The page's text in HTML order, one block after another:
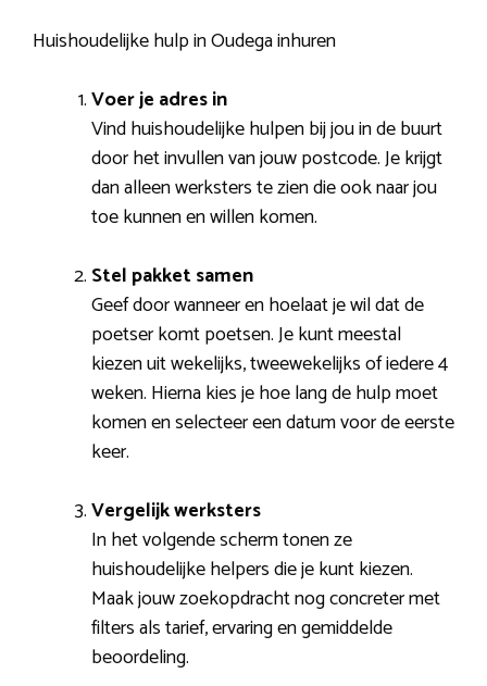
Huishoudelijke hulp in Oudega inhuren
Voer je adres in
Vind huishoudelijke hulpen bij jou in de buurt
door het invullen van jouw postcode. Je krijgt
dan alleen werksters te zien die ook naar jou
toe kunnen en willen komen.
Stel pakket samen
Geef door wanneer en hoelaat je wil dat de
poetser komt poetsen. Je kunt meestal
kiezen uit wekelijks, tweewekelijks of iedere 4
weken. Hierna kies je hoe lang de hulp moet
komen en selecteer een datum voor de eerste
keer.
Vergelijk werksters
In het volgende scherm tonen ze
huishoudelijke helpers die je kunt kiezen.
Maak jouw zoekopdracht nog concreter met
filters als tarief, ervaring en gemiddelde
beoordeling.